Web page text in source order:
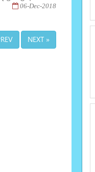
06-Dec-2018
NEXT »